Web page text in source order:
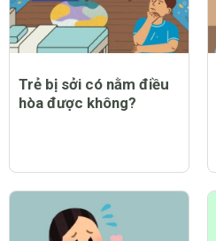
Trẻ bị sởi có nằm điều
hòa được không?